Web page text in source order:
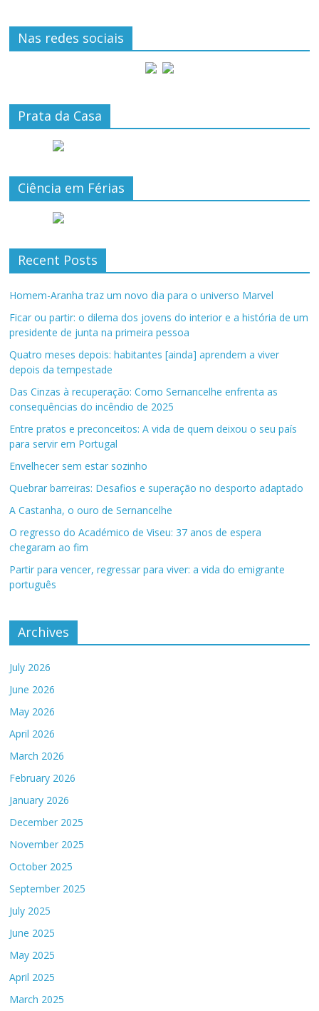
Nas redes sociais
Prata da Casa
Ciência em Férias
Recent Posts
Homem-Aranha traz um novo dia para o universo Marvel
Ficar ou partir: o dilema dos jovens do interior e a história de um
presidente de junta na primeira pessoa
Quatro meses depois: habitantes [ainda] aprendem a viver
depois da tempestade
Das Cinzas à recuperação: Como Sernancelhe enfrenta as
consequências do incêndio de 2025
Entre pratos e preconceitos: A vida de quem deixou o seu país
para servir em Portugal
Envelhecer sem estar sozinho
Quebrar barreiras: Desafios e superação no desporto adaptado
A Castanha, o ouro de Sernancelhe
O regresso do Académico de Viseu: 37 anos de espera
chegaram ao fim
Partir para vencer, regressar para viver: a vida do emigrante
português
Archives
July 2026
June 2026
May 2026
April 2026
March 2026
February 2026
January 2026
December 2025
November 2025
October 2025
September 2025
July 2025
June 2025
May 2025
April 2025
March 2025